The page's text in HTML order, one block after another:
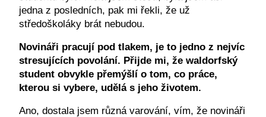
jedna z posledních, pak mi řekli, že už
středoškoláky brát nebudou.
Novináři pracují pod tlakem, je to jedno z nejvíc
stresujících povolání. Přijde mi, že waldorfský
student obvykle přemýšlí o tom, co práce,
kterou si vybere, udělá s jeho životem.
Ano, dostala jsem různá varování, vím, že novináři